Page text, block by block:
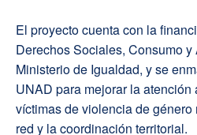
El proyecto cuenta con la
Derechos Sociales, Consumo
Ministerio de Igualdad, y se
UNAD para mejorar la
víctimas de violencia de
red y la coordinación territorial.